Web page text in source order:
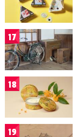
17
18
19